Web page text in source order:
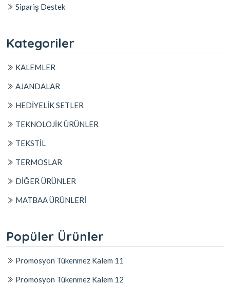
Sipariş Destek
Kategoriler
KALEMLER
AJANDALAR
HEDİYELİK SETLER
TEKNOLOJİK ÜRÜNLER
TEKSTİL
TERMOSLAR
DİĞER ÜRÜNLER
MATBAA ÜRÜNLERİ
Popüler Ürünler
Promosyon Tükenmez Kalem 11
Promosyon Tükenmez Kalem 12